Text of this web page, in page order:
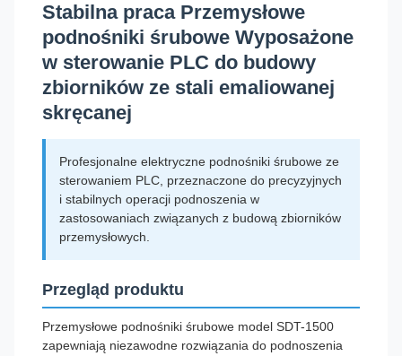
Stabilna praca Przemysłowe
podnośniki śrubowe Wyposażone
w sterowanie PLC do budowy
zbiorników ze stali emaliowanej
skręcanej
Profesjonalne elektryczne podnośniki śrubowe ze
sterowaniem PLC, przeznaczone do precyzyjnych
i stabilnych operacji podnoszenia w
zastosowaniach związanych z budową zbiorników
przemysłowych.
Przegląd produktu
Przemysłowe podnośniki śrubowe model SDT-1500
zapewniają niezawodne rozwiązania do podnoszenia